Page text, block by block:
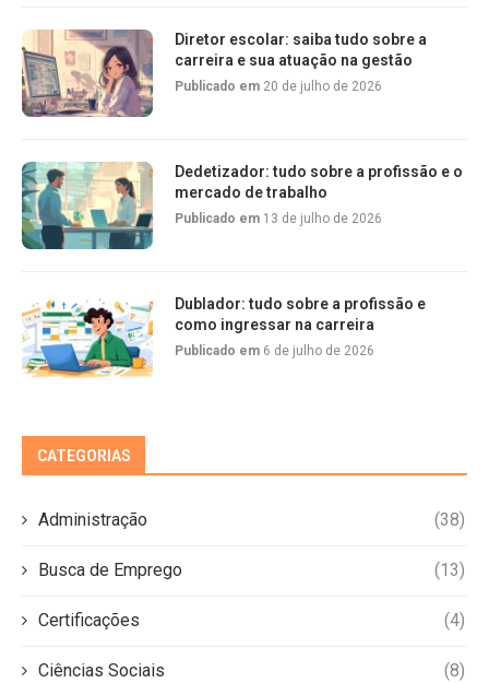
Diretor escolar: saiba tudo sobre a
carreira e sua atuação na gestão
Publicado em 20 de julho de 2026
Dedetizador: tudo sobre a profissão e o
mercado de trabalho
Publicado em 13 de julho de 2026
Dublador: tudo sobre a profissão e
como ingressar na carreira
Publicado em 6 de julho de 2026
CATEGORIAS
Administração (38)
Busca de Emprego (13)
Certificações (4)
Ciências Sociais (8)